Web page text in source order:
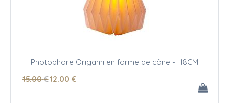
Photophore Origami en forme de cône - H8CM
15.00 €12.00 €